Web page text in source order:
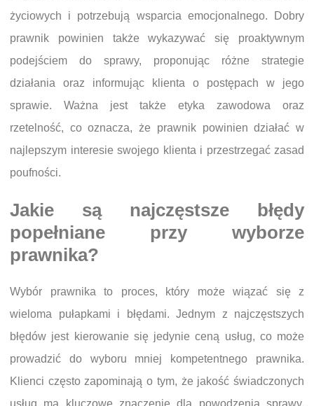
życiowych i potrzebują wsparcia emocjonalnego. Dobry
prawnik powinien także wykazywać się proaktywnym
podejściem do sprawy, proponując różne strategie
działania oraz informując klienta o postępach w jego
sprawie. Ważna jest także etyka zawodowa oraz
rzetelność, co oznacza, że prawnik powinien działać w
najlepszym interesie swojego klienta i przestrzegać zasad
poufności.
Jakie są najczęstsze błędy
popełniane przy wyborze
prawnika?
Wybór prawnika to proces, który może wiązać się z
wieloma pułapkami i błędami. Jednym z najczęstszych
błędów jest kierowanie się jedynie ceną usług, co może
prowadzić do wyboru mniej kompetentnego prawnika.
Klienci często zapominają o tym, że jakość świadczonych
usług ma kluczowe znaczenie dla powodzenia sprawy.